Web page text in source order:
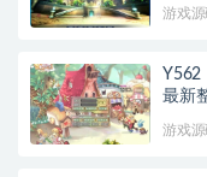
游戏源
Y562
最新
游戏源